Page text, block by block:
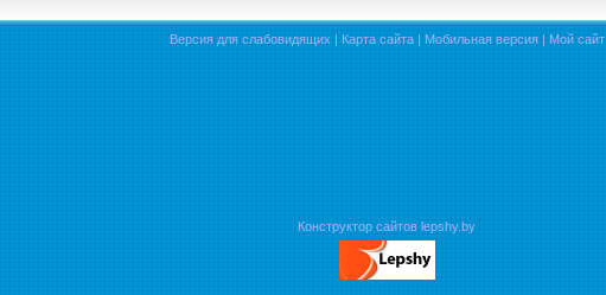
Версия для слабовидящих | Карта сайта | Мобильная версия | Мой сайт
Конструктор сайтов lepshy.by